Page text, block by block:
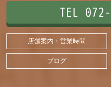
TEL
店舗案内・営業時間
ブログ